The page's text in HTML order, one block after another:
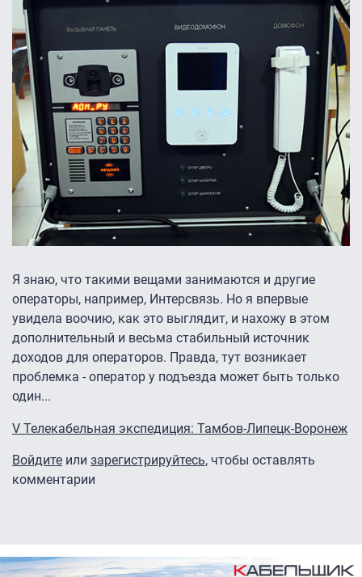
Я знаю, что такими вещами занимаются и другие
операторы, например, Интерсвязь. Но я впервые
увидела воочию, как это выглядит, и нахожу в этом
дополнительный и весьма стабильный источник
доходов для операторов. Правда, тут возникает
проблемка - оператор у подъезда может быть только
один...
V Телекабельная экспедиция: Тамбов-Липецк-Воронеж
Войдите или зарегистрируйтесь, чтобы оставлять
комментарии